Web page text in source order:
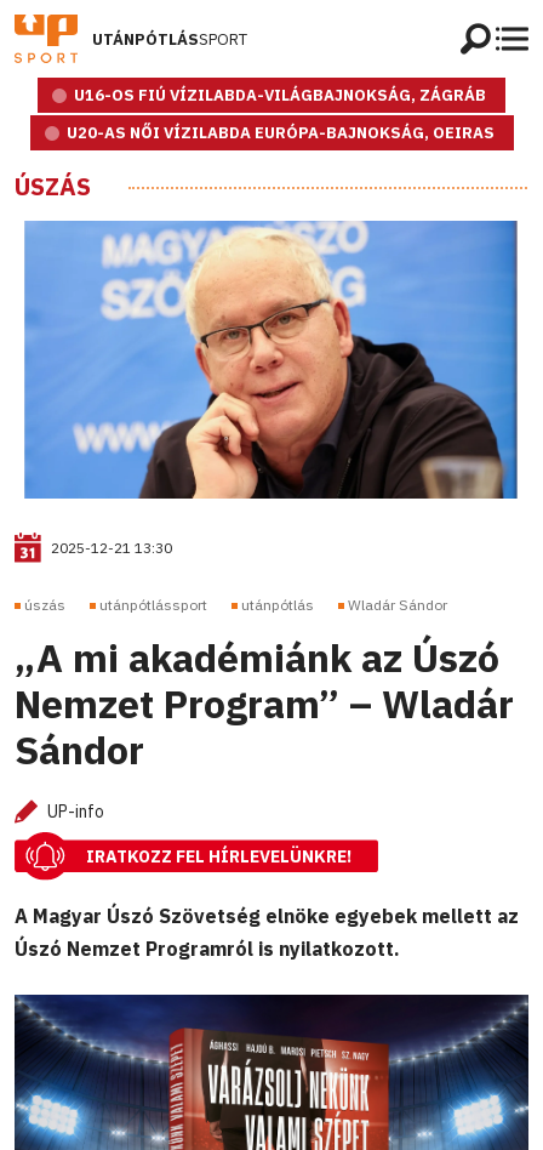
UTÁNPÓTLÁSSPORT
U16-OS FIÚ VÍZILABDA-VILÁGBAJNOKSÁG, ZÁGRÁB
U20-AS NŐI VÍZILABDA EURÓPA-BAJNOKSÁG, OEIRAS
ÚSZÁS
2025-12-21 13:30
úszás utánpótlássport utánpótlás Wladár Sándor
„A mi akadémiánk az Úszó
Nemzet Program” – Wladár
Sándor
UP-info
IRATKOZZ FEL HÍRLEVELÜNKRE!
A Magyar Úszó Szövetség elnöke egyebek mellett az
Úszó Nemzet Programról is nyilatkozott.